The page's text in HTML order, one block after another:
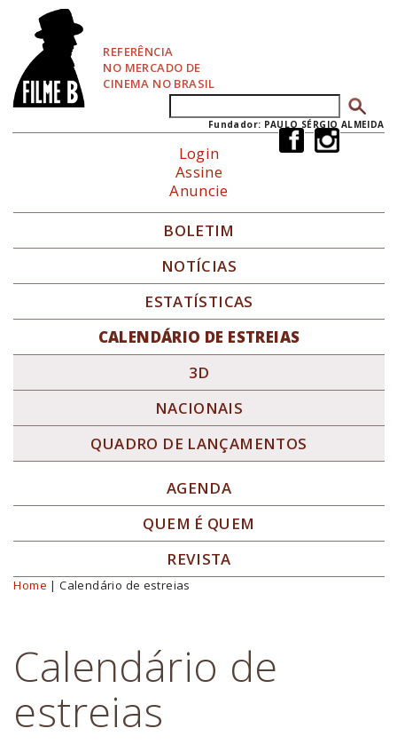
REFERÊNCIA
NO MERCADO DE
CINEMA NO BRASIL
Formulário de busca
Fundador: PAULO SÉRGIO ALMEIDA
Login
Assine
Anuncie
BOLETIM
NOTÍCIAS
ESTATÍSTICAS
CALENDÁRIO DE ESTREIAS
3D
NACIONAIS
QUADRO DE LANÇAMENTOS
AGENDA
QUEM É QUEM
REVISTA
Você está aqui
Home | Calendário de estreias
Calendário de
estreias